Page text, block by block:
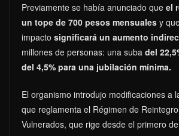
Previamente se había anunciado que el
un tope de 700 pesos mensuales y
impacto significará un aumento
millones de personas: una suba del
del 4,5% para una jubilación mínima.
El organismo introdujo modificaciones a
que reglamenta el Régimen de
Vulnerados, que rige desde el primero